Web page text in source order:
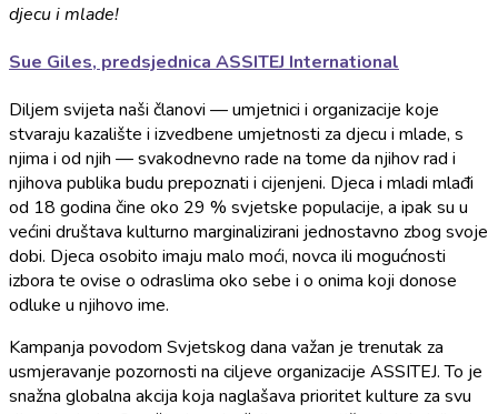
djecu i mlade!
Sue Giles, predsjednica ASSITEJ International
Diljem svijeta naši članovi — umjetnici i organizacije koje
stvaraju kazalište i izvedbene umjetnosti za djecu i mlade, s
njima i od njih — svakodnevno rade na tome da njihov rad i
njihova publika budu prepoznati i cijenjeni. Djeca i mladi mlađi
od 18 godina čine oko 29 % svjetske populacije, a ipak su u
većini društava kulturno marginalizirani jednostavno zbog svoje
dobi. Djeca osobito imaju malo moći, novca ili mogućnosti
izbora te ovise o odraslima oko sebe i o onima koji donose
odluke u njihovo ime.
Kampanja povodom Svjetskog dana važan je trenutak za
usmjeravanje pozornosti na ciljeve organizacije ASSITEJ. To je
snažna globalna akcija koja naglašava prioritet kulture za svu